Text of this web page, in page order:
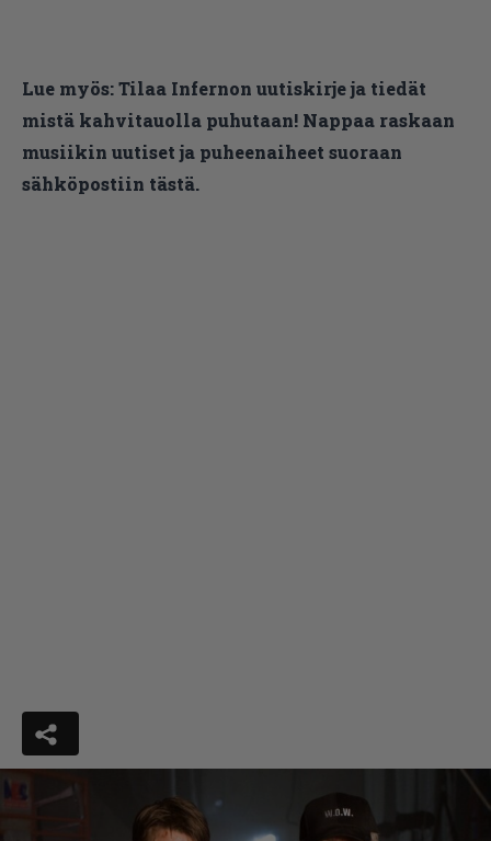
Lue myös:Tilaa Infernon uutiskirje ja tiedät
mistä kahvitauolla puhutaan! Nappaa raskaan
musiikin uutiset ja puheenaiheet suoraan
sähköpostiin tästä.